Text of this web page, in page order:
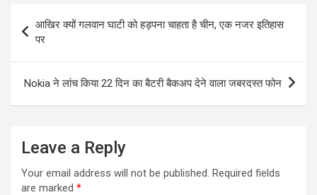
navigation
आखिर क्यों गलवान घाटी को हड़पना चाहता है चीन, एक नजर इतिहास
पर
Nokia ने लांच किया 22 दिन का बैटरी बैकअप देने वाला जबरदस्त फोन
Leave a Reply
Your email address will not be published. Required fields
are marked *